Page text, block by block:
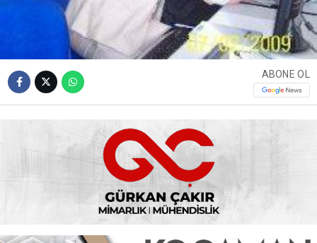
ABONE OL